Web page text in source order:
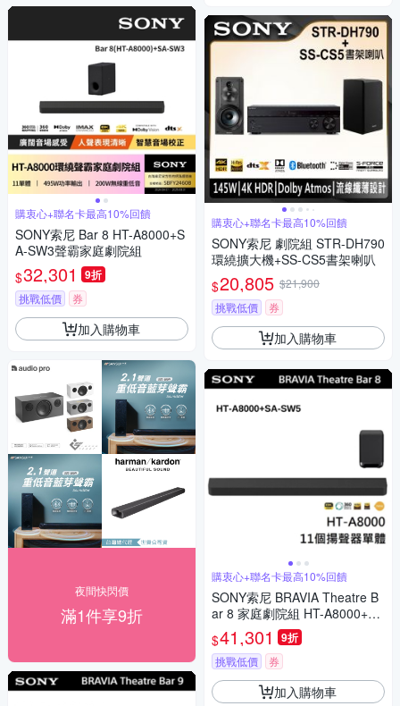
購衷心+聯名卡最高10%回饋
SONY索尼 Bar 8 HT-A8000+S
A-SW3聲霸家庭劇院組
$32,301 9折
挑戰低價 券
加入購物車
夜間快閃價
滿1件享9折
購衷心+聯名卡最高10%回饋
SONY索尼 劇院組 STR-DH790
環繞擴大機+SS-CS5書架喇叭
$20,805 $21,900
挑戰低價
券
加入購物車
購衷心+聯名卡最高10%回饋
SONY索尼 BRAVIA Theatre B
ar 8 家庭劇院組 HT-A8000+SA
-SW5
$41,301 9折
挑戰低價 券
加入購物車